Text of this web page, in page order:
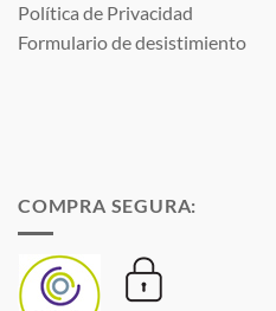
Política de Privacidad
Formulario de desistimiento
COMPRA SEGURA: